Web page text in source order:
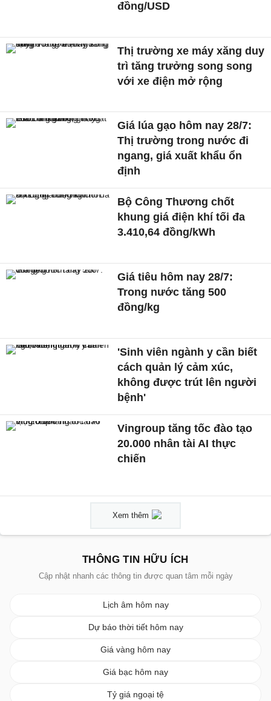
đồng/USD
Thị trường xe máy xăng duy
trì tăng trưởng song song
với xe điện mở rộng
Giá lúa gạo hôm nay 28/7:
Thị trường trong nước đi
ngang, giá xuất khẩu ổn
định
Bộ Công Thương chốt
khung giá điện khí tối đa
3.410,64 đồng/kWh
Giá tiêu hôm nay 28/7:
Trong nước tăng 500
đồng/kg
'Sinh viên ngành y cần biết
cách quản lý cảm xúc,
không được trút lên người
bệnh'
Vingroup tăng tốc đào tạo
20.000 nhân tài AI thực
chiến
Xem thêm
THÔNG TIN HỮU ÍCH
Cập nhật nhanh các thông tin được quan tâm mỗi ngày
Lịch âm hôm nay
Dự báo thời tiết hôm nay
Giá vàng hôm nay
Giá bạc hôm nay
Tỷ giá ngoại tệ